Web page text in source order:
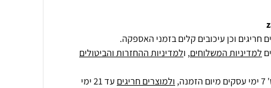
חריגים וכן עיכובים קלים בזמני האספקה.
למדיניות המשלוחים, ולמדיניות ההחזרות והביטולים
ולמוצרים חריגים
עד 21 ימי